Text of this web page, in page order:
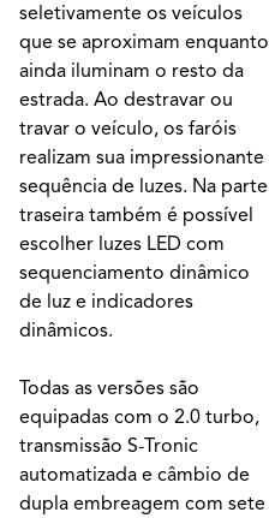
seletivamente os veículos
que se aproximam enquanto
ainda iluminam o resto da
estrada. Ao destravar ou
travar o veículo, os faróis
realizam sua impressionante
sequência de luzes. Na parte
traseira também é possível
escolher luzes LED com
sequenciamento dinâmico
de luz e indicadores
dinâmicos.
Todas as versões são
equipadas com o 2.0 turbo,
transmissão S-Tronic
automatizada e câmbio de
dupla embreagem com sete